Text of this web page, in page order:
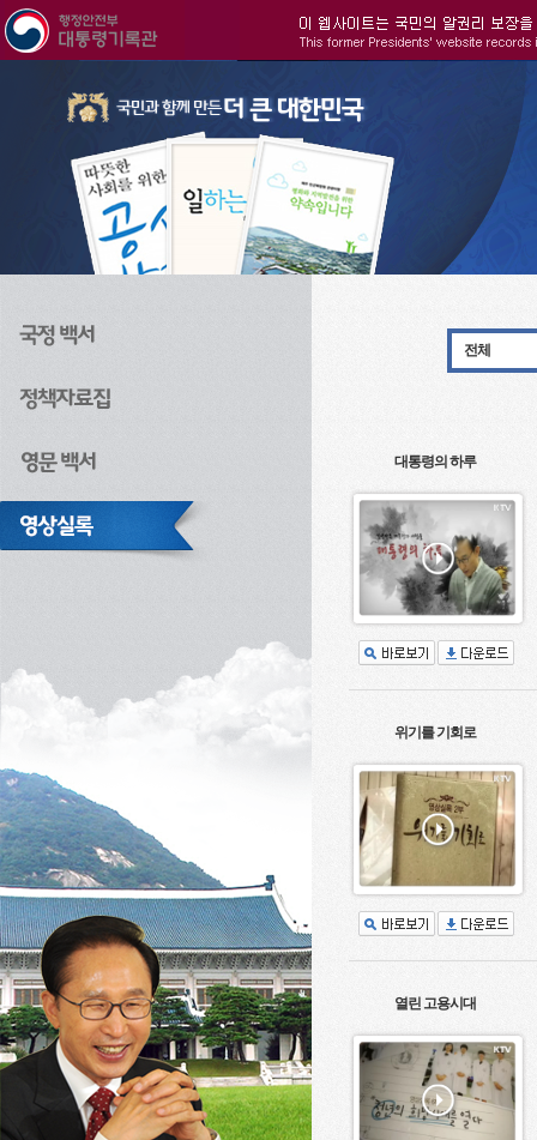
전체
대통령의 하루
위기를 기회로
열린 고용시대